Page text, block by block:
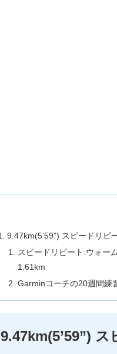
9.47km(5’59”) スピードリピ
スピードリピート:ウォー
1.61km
Garminコーチの20週間練
9.47km(5’59”) ス